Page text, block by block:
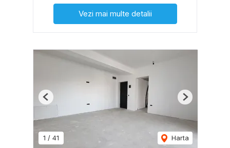
Vezi mai multe detalii
1 / 41 Harta
Previous Next